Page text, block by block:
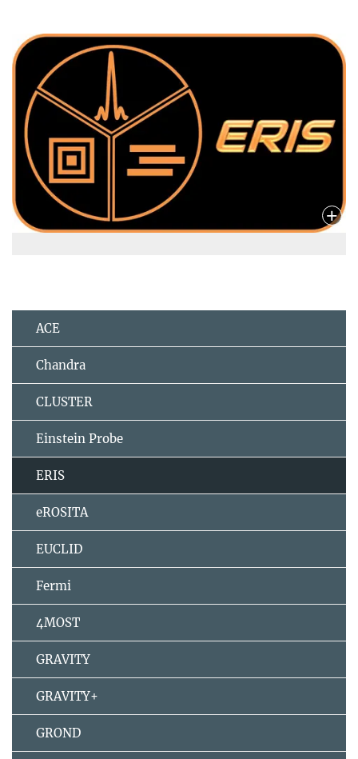
ACE
Chandra
CLUSTER
Einstein Probe
ERIS
eROSITA
EUCLID
Fermi
4MOST
GRAVITY
GRAVITY+
GROND